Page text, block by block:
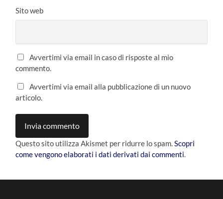
Sito web
Avvertimi via email in caso di risposte al mio
commento.
Avvertimi via email alla pubblicazione di un nuovo
articolo.
Questo sito utilizza Akismet per ridurre lo spam.Scopri
come vengono elaborati i dati derivati dai commenti.